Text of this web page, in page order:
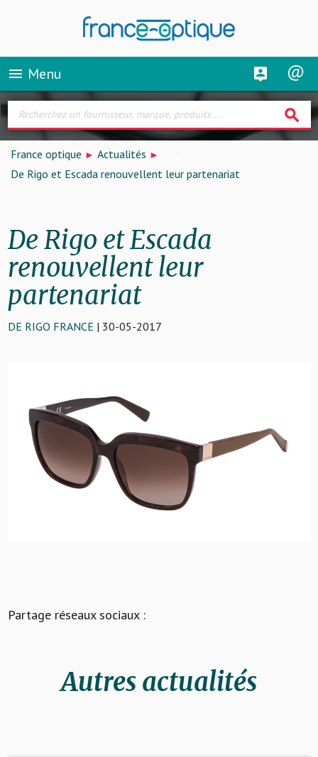
menu Menu
search
France optique
Actualités
De Rigo et Escada renouvellent leur partenariat
De Rigo et Escada
renouvellent leur
partenariat
DE RIGO FRANCE | 30-05-2017
Partage réseaux sociaux :
Autres actualités